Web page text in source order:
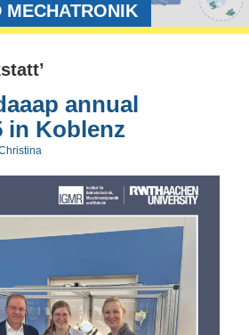
MECHATRONIK
annual
in Koblenz